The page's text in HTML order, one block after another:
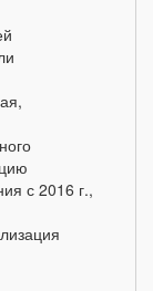
с 2016 г.,